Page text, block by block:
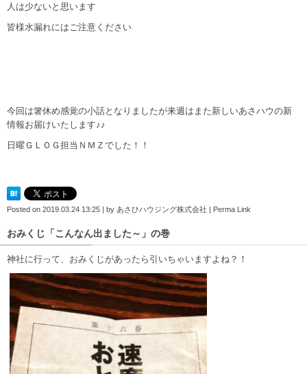
人は少ないと思います
皆様水漏れにはご注意ください
今回は箸休め感覚の小話となりましたが来週はまた新しいあさハウの新
情報お届けいたします♪♪
日曜ＧＬＯＧ担当ＮＭＺでした！！
Posted on 2019.03.24 13:25 | by あさひハウジング株式会社 | Perma Link
おみくじ「こんなん出ました～」の巻
神社に行って、おみくじがあったら引いちゃいますよね？！